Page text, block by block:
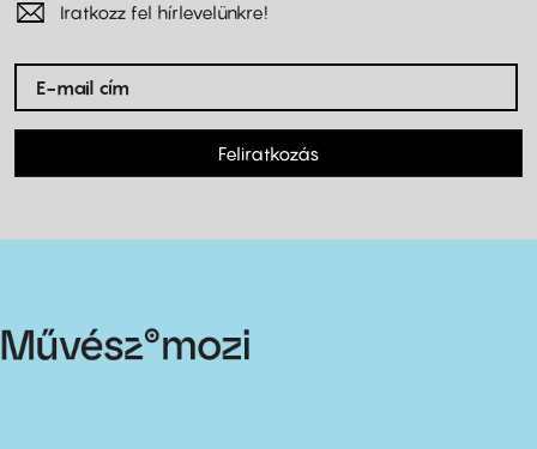
Iratkozz fel hírlevelünkre!
Feliratkozás